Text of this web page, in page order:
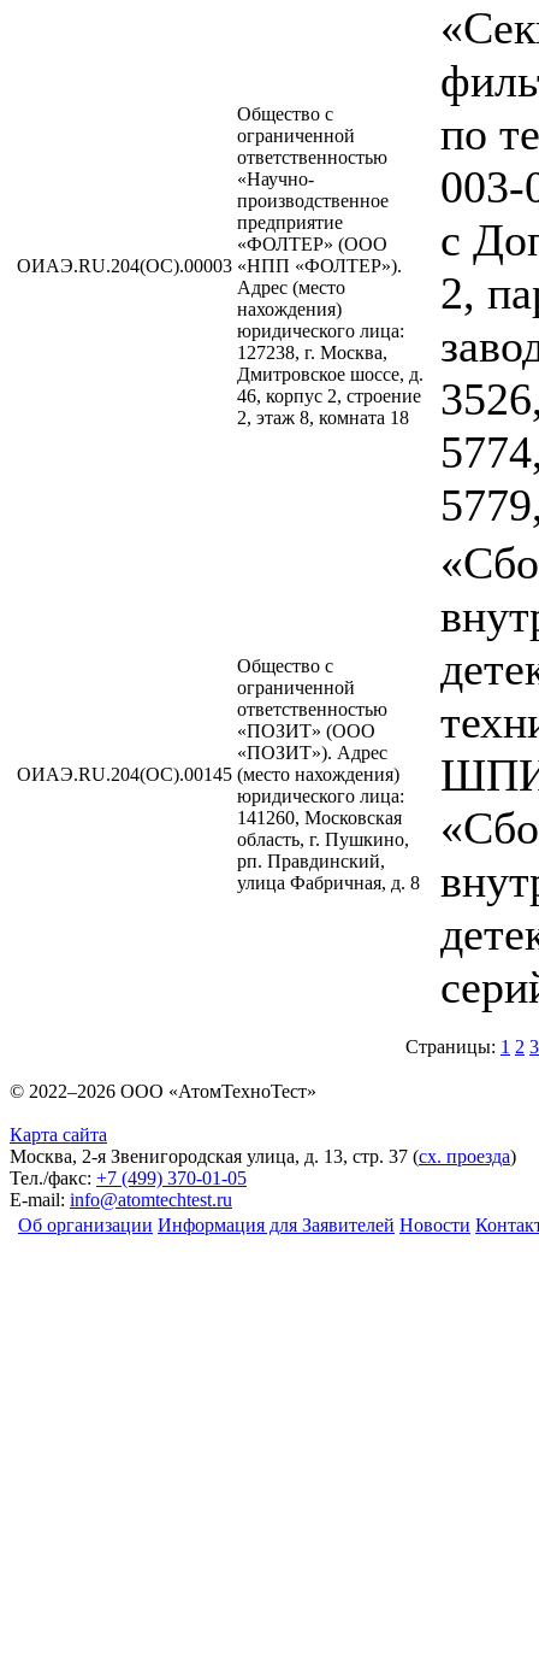
ОИАЭ.RU.204(ОС).00003
Общество с
ограниченной
ответственностью
«Научно-
производственное
предприятие
«ФОЛТЕР» (ООО
«НПП «ФОЛТЕР»).
Адрес (место
нахождения)
юридического лица:
127238, г. Москва,
Дмитровское шоссе, д.
46, корпус 2, строение
2, этаж 8, комната 18
по
003-
с
2,
ОИАЭ.RU.204(ОС).00145
Общество с
ограниченной
ответственностью
«ПОЗИТ» (ООО
«ПОЗИТ»). Адрес
(место нахождения)
юридического лица:
141260, Московская
область, г. Пушкино,
рп. Правдинский,
улица Фабричная, д. 8
Страницы: 1 2 3
© 2022–2026 ООО «АтомТехноТест»
Карта сайта
Москва, 2-я Звенигородская улица, д. 13, стр. 37 (сх. проезда)
Тел./факс: +7 (499) 370-01-05
E-mail: info@atomtechtest.ru
Об организации Информация для Заявителей Новости